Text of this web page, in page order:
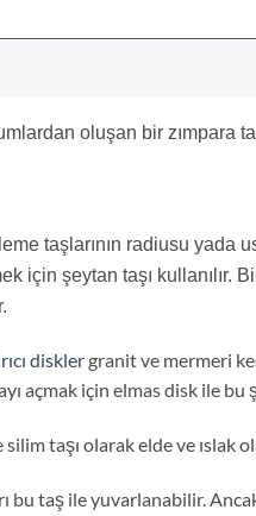
oluşan bir zımpara
taşlarının radiusu yada
için şeytan taşı kullanılır.
disklergranit ve mermeri
açmak için elmas disk ile
taşı olarak elde ve ıslak
bu taş ile yuvarlanabilir.